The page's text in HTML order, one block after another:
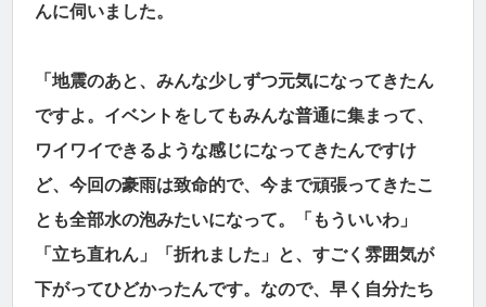
んに伺いました。
「地震のあと、みんな少しずつ元気になってきたん
ですよ。イベントをしてもみんな普通に集まって、
ワイワイできるような感じになってきたんですけ
ど、今回の豪雨は致命的で、今まで頑張ってきたこ
とも全部水の泡みたいになって。「もういいわ」
「立ち直れん」「折れました」と、すごく雰囲気が
下がってひどかったんです。なので、早く自分たち